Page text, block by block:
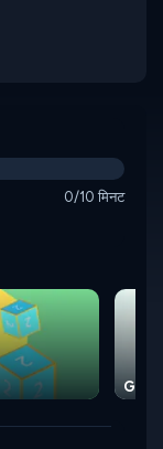
0/10 मिनट
Get